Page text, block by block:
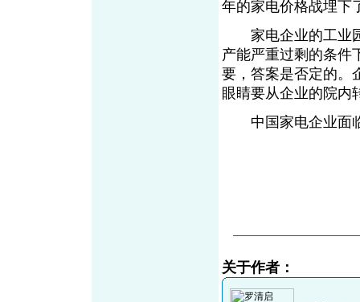
年的家电价格战埋
家电企业的工业园
产能严重过剩的条件
要，答案是否定的。
眼睛要从企业的院
中国家电企业面临
关于作者：